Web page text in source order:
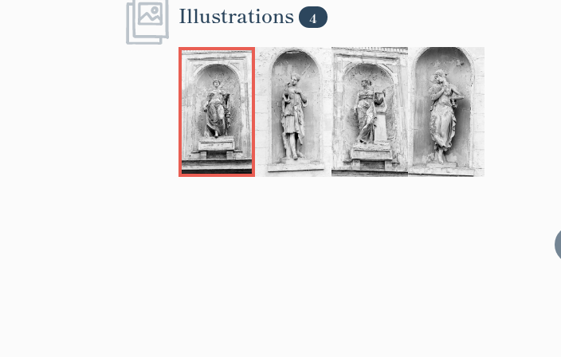
Illustrations 4